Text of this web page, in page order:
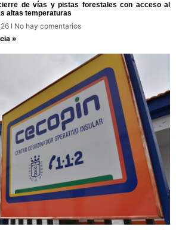
de vías y pistas forestales con acceso al
altas temperaturas
No hay comentarios
»